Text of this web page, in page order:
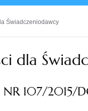
Świadczeniodawcy
dla
107/2015/